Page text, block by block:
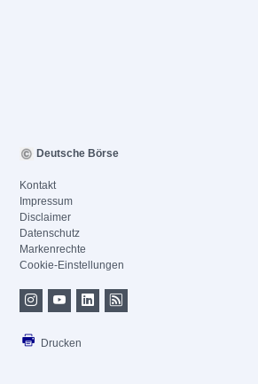
Deutsche Börse
Kontakt
Impressum
Disclaimer
Datenschutz
Markenrechte
Cookie-Einstellungen
Drucken